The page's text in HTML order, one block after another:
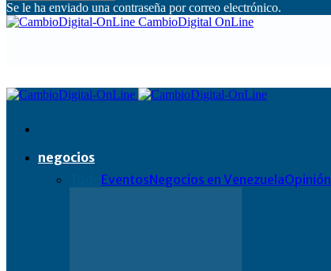
Se le ha enviado una contraseña por correo electrónico.
CambioDigital OnLine
negocios
EventosNegocios en VenezuelaOpinión